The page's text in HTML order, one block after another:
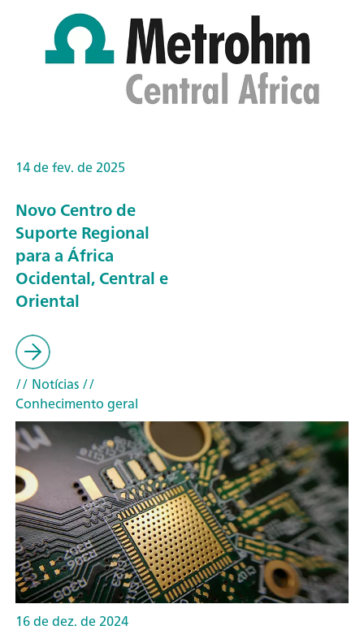
14 de fev. de 2025
Novo Centro de
Suporte Regional
para a África
Ocidental, Central e
Oriental
// Notícias//
Conhecimento geral
16 de dez. de 2024